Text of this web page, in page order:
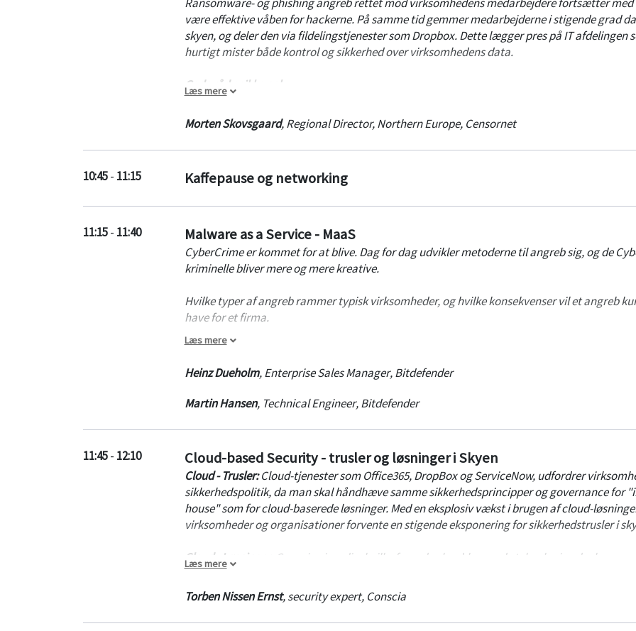
enkeltes it-arbejdsplads).
være effektive våben for hackerne. På samme tid gemmer medarbejderne i stigende grad
skyen, og deler den via fildelingstjenester som Dropbox. Dette lægger pres på IT afdelingen
hurtigt mister både kontrol og sikkerhed over virksomhedens data.
Gode råd er ikke nok
I dette indlæg kommer vi ikke blot med gode råd, men viser også konkrete værktøjer til at
jeres medarbejdere og data beskyttet.
Vær med når vi ser nærmere på:
Skygge IT - sådan kaster du lys over skygge IT i virksomheden, og øger sikkerheden
Multi-faktor sikkerhed - lad ikke medarbejdernes dårlige passwords blive jeres Achilles
Den gode brugeroplevelse - kan man virkelig øge sikkerheden og samtidig få gladere
brugere?
Læs mere
Morten Skovsgaard,Regional Director, Northern Europe, Censornet
10:45- 11:15 Kaffepause og networking
11:15- 11:40 Malware as a Service - MaaS
CyberCrime er kommet for at blive. Dag for dag udvikler metoderne til angreb sig, og de
kriminelle bliver mere og mere kreative.
Hvilke typer af angreb rammer typisk virksomheder, og hvilke konsekvenser vil et angreb
have for et firma.
Bitdefender giver sin vurdering af det aktuelle trusselsbillede, og hvad du som virksomhed
gøre for at beskytte dig mod angreb.
Læs mere
Heinz Dueholm,Enterprise Sales Manager,Bitdefender
Martin Hansen, Technical Engineer,Bitdefender
11:45- 12:10 Cloud-based Security - trusler og løsninger i Skyen
Cloud - Trusler:Cloud-tjenester som Office365, DropBox og ServiceNow, udfordrer
sikkerhedspolitik, da man skal håndhæve samme sikkerhedsprincipper og governance for
house" som for cloud-baserede løsninger. Med en eksplosiv vækst i brugen af cloud-
virksomheder og organisationer forvente en stigende eksponering for sikkerhedstrusler i
Cloud - Løsninger:
Conscia viser dig, hvilke førende cloud-baserede teknologier, der kan
imødekomme de nye udfordringer. Disse teknologier tilbyder blandt andet:
Indsigt i medarbejderes brug af cloud-applikationer som fx Office 365.
Deling af sikkerhedsinformation på tværs af applikationer for bedst mulig beskyttelse.
Styrkelse af organisationens evne til at reagere både før, under og efter et angreb.
Læs mere
Torben Nissen Ernst,security expert, Conscia